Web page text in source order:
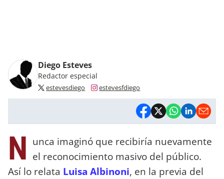
Diego Esteves
Redactor especial
estevesdiego estevesfdiego
N unca imaginó que recibiría nuevamente
el reconocimiento masivo del público.
Así lo relata Luisa Albinoni, en la previa del